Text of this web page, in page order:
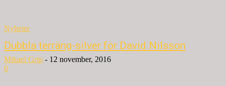
Nyheter
Dubbla terräng-silver för David Nilsson
Mikael Grip - 12 november, 2016
0